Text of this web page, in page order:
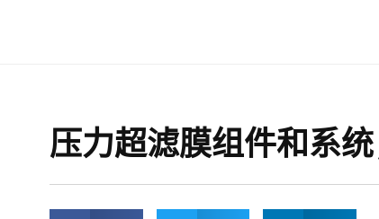
压力超滤膜组件和系